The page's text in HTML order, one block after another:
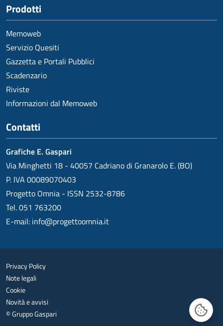
Prodotti
Memoweb
Servizio Quesiti
Gazzetta e Portali Pubblici
Scadenzario
Riviste
Informazioni dal Memoweb
Contatti
Grafiche E. Gaspari
Via Minghetti 18 - 40057 Cadriano di Granarolo E. (BO)
P. IVA 00089070403
Progetto Omnia - ISSN 2532-8786
Tel. 051 763200
E-mail: info@progettoomnia.it
Privacy Policy
Note legali
Cookie
Novità e avvisi
© Gruppo Gaspari